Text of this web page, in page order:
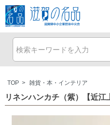
TOP > 雑貨・本・インテリア
リネンハンカチ（紫）【近江